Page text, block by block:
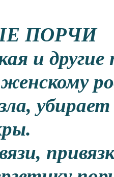
ПОРЧИ
и
убирает